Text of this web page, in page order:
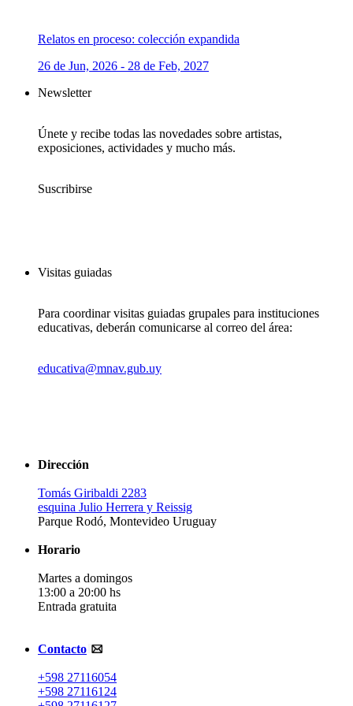
Relatos en proceso: colección expandida
26 de Jun, 2026 - 28 de Feb, 2027
Newsletter
Únete y recibe todas las novedades sobre artistas,
exposiciones, actividades y mucho más.
Suscribirse
Visitas guiadas
Para coordinar visitas guiadas grupales para instituciones
educativas, deberán comunicarse al correo del área:
educativa@mnav.gub.uy
Dirección
Tomás Giribaldi 2283
esquina Julio Herrera y Reissig
Parque Rodó, Montevideo Uruguay
Horario
Martes a domingos
13:00 a 20:00 hs
Entrada gratuita
Contacto
+598 27116054
+598 27116124